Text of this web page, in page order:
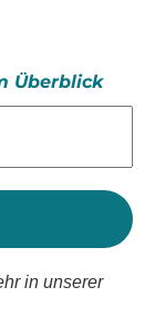
Überblick
in unserer